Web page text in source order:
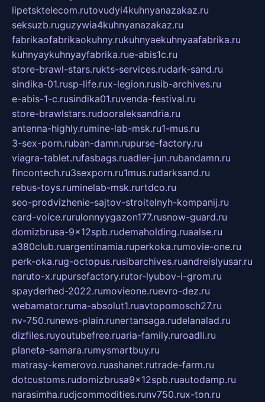
lipetsktelecom.rutovudyi4kuhnyanazakaz.ru
seksuzb.ruguzywia4kuhnyanazakaz.ru
fabrikaofabrikaokuhny.rukuhnyaekuhnyaafabrika.ru
kuhnyaykuhnyayfabrika.rue-abis1c.ru
store-brawl-stars.rukts-services.rudark-sand.ru
sindika-01.rusp-life.rux-legion.rusib-archives.ru
e-abis-1-c.rusindika01.ruvenda-festival.ru
store-brawlstars.rudooraleksandria.ru
antenna-highly.rumine-lab-msk.ru1-mus.ru
3-sex-porn.ruban-damn.rupurse-factory.ru
viagra-tablet.rufasbags.ruadler-jun.rubandamn.ru
fincontech.ru3sexporn.ru1mus.rudarksand.ru
rebus-toys.ruminelab-msk.rurtdco.ru
seo-prodvizhenie-sajtov-stroitelnyh-kompanij.ru
card-voice.rurulonnyygazon177.rusnow-guard.ru
domizbrusa-9x12spb.rudemaholding.ruaalse.ru
a380club.ruargentinamia.ruperkoka.rumovie-one.ru
perk-oka.rug-octopus.rusibarchives.ruandreislyusar.ru
naruto-x.rupursefactory.rutor-lyubov-i-grom.ru
spayderhed-2022.rumovieone.ruevro-dez.ru
webamator.ruma-absolut1.ruavtopomosch27.ru
nv-750.runews-plain.runertansaga.rudelanalad.ru
dizfiles.ruyoutubefree.ruaria-family.ruroadli.ru
planeta-samara.rumysmartbuy.ru
matrasy-kemerovo.ruashanet.rutrade-farm.ru
dotcustoms.rudomizbrusa9x12spb.ruautodamp.ru
narasimha.rudjcommodities.runv750.rux-ton.ru